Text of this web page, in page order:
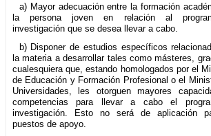
a) Mayor adecuación entre la formación
la persona joven en relación al
investigación que se desea llevar a cabo.
b) Disponer de estudios específicos
la materia a desarrollar tales como másteres,
cualesquiera que, estando homologados por el
de Educación y Formación Profesional o el
Universidades, les otorguen mayores
competencias para llevar a cabo el
investigación. Esto no será de aplicación
puestos de apoyo.